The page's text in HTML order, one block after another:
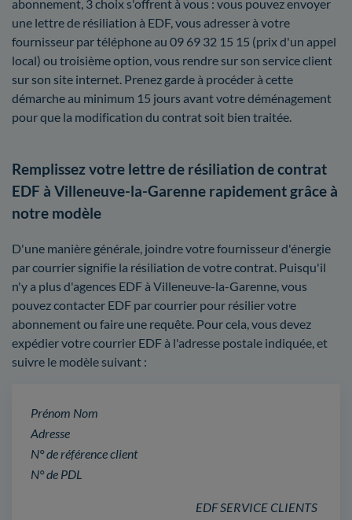
abonnement, 3 choix s'offrent à vous : vous pouvez envoyer
une lettre de résiliation à EDF, vous adresser à votre
fournisseur par téléphone au 09 69 32 15 15 (prix d'un appel
local) ou troisième option, vous rendre sur son service client
sur son site internet. Prenez garde à procéder à cette
démarche au minimum 15 jours avant votre déménagement
pour que la modification du contrat soit bien traitée.
Remplissez votre lettre de résiliation de contrat
EDF à Villeneuve-la-Garenne rapidement grâce à
notre modèle
D'une manière générale, joindre votre fournisseur d'énergie
par courrier signifie la résiliation de votre contrat. Puisqu'il
n'y a plus d'agences EDF à Villeneuve-la-Garenne, vous
pouvez contacter EDF par courrier pour résilier votre
abonnement ou faire une requête. Pour cela, vous devez
expédier votre courrier EDF à l'adresse postale indiquée, et
suivre le modèle suivant :
Prénom Nom
Adresse
N° de référence client
N° de PDL
EDF SERVICE CLIENTS